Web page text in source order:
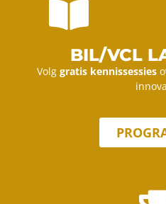
BIL/VCL
Volg gratis kennissessies